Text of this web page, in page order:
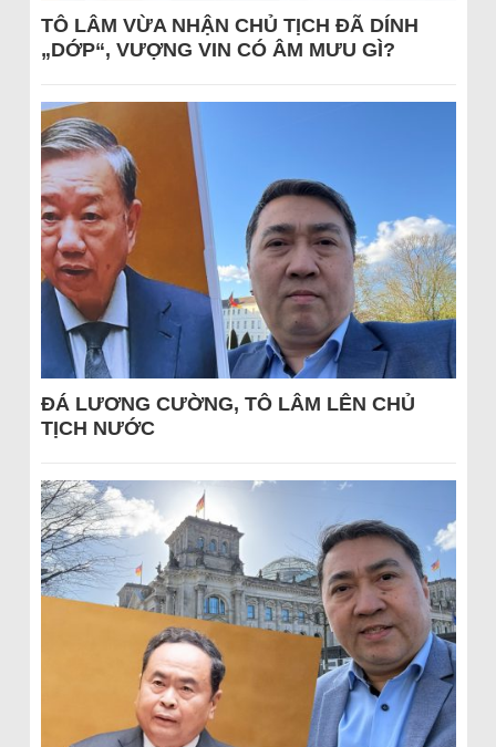
TÔ LÂM VỪA NHẬN CHỦ TỊCH ĐÃ DÍNH
„DỚP“, VƯỢNG VIN CÓ ÂM MƯU GÌ?
ĐÁ LƯƠNG CƯỜNG, TÔ LÂM LÊN CHỦ
TỊCH NƯỚC